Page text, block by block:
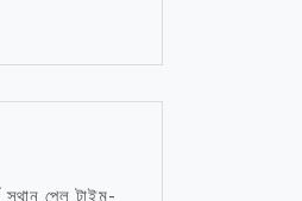
স্থান পেল টাইম-